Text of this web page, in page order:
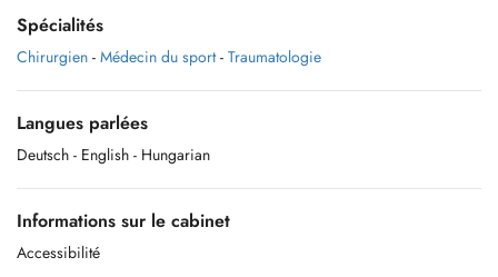
Spécialités
Chirurgien - Médecin du sport - Traumatologie
Langues parlées
Deutsch - English - Hungarian
Informations sur le cabinet
Accessibilité